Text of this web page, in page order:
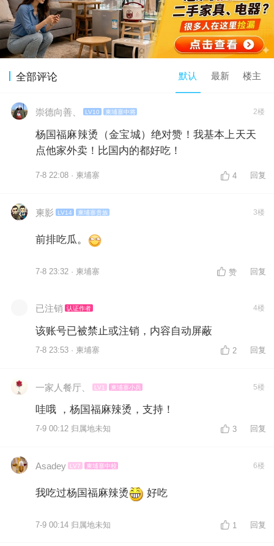
全部评论 默认 最新 楼主
崇德向善、 LV10 柬埔寨中将 2楼
杨国福麻辣烫（金宝城）绝对赞！我基本上天天
点他家外卖！比国内的都好吃！
7-8 22:08 · 柬埔寨 4 回复
柬影 LV14 柬埔寨贵族 3楼
前排吃瓜。
7-8 23:32 · 柬埔寨 赞 回复
已注销 认证作者 4楼
该账号已被禁止或注销，内容自动屏蔽
7-8 23:53 · 柬埔寨 2 回复
一家人餐厅、 LV1 柬埔寨小兵 5楼
哇哦 ，杨国福麻辣烫，支持！
7-9 00:12 归属地未知 3 回复
Asadey LV7 柬埔寨中校 6楼
我吃过杨国福麻辣烫 好吃
7-9 00:14 归属地未知 1 回复